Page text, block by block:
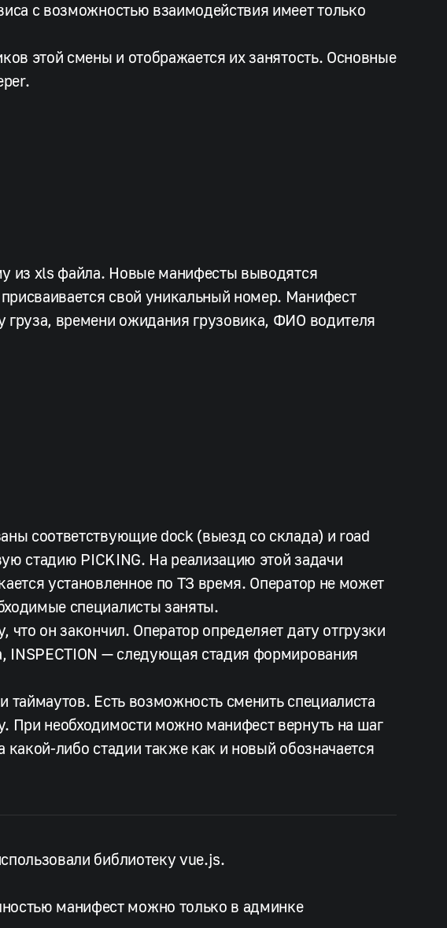
с возможностью взаимодействия имеет только
этой смены и отображается их занятость. Основные
из xls файла. Новые манифесты выводятся
свой уникальный номер. Манифест
времени ожидания грузовика, ФИО водителя
соответствующие dock (выезд со склада) и road
стадию PICKING. На реализацию этой задачи
установленное по ТЗ время. Оператор не может
специалисты заняты.
он закончил. Оператор определяет дату отгрузки
INSPECTION — следующая стадия формирования
Есть возможность сменить специалиста
При необходимости можно манифест вернуть на шаг
либо стадии также как и новый обозначается
библиотеку vue.js.
манифест можно только в админке